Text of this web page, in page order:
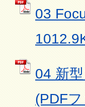
03
04 新
(PDF